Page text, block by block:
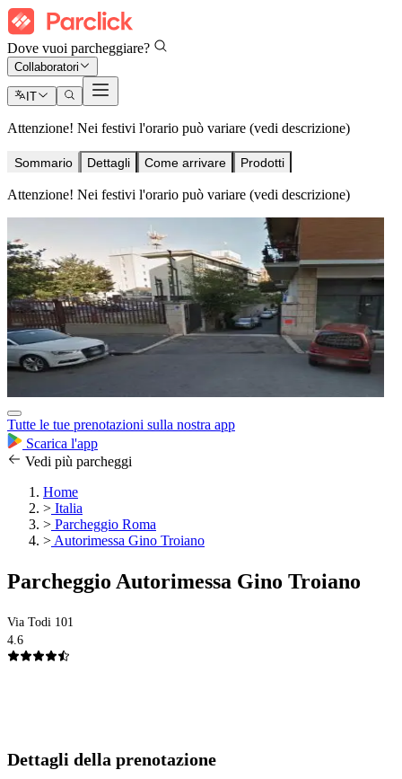
Dove vuoi parcheggiare?
Collaboratori
IT
Attenzione! Nei festivi l'orario può variare (vedi descrizione)
Sommario Dettagli Come arrivare Prodotti
Attenzione! Nei festivi l'orario può variare (vedi descrizione)
Tutte le tue prenotazioni sulla nostra app
Scarica l'app
Vedi più parcheggi
Home
> Italia
> Parcheggio Roma
> Autorimessa Gino Troiano
Parcheggio Autorimessa Gino Troiano
Via Todi 101
4.6
Dettagli della prenotazione